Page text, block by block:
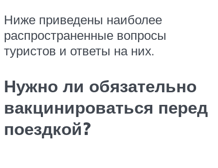
Ниже приведены наиболее
распространенные вопросы
туристов и ответы на них.
Нужно ли обязательно
вакцинироваться перед
поездкой?